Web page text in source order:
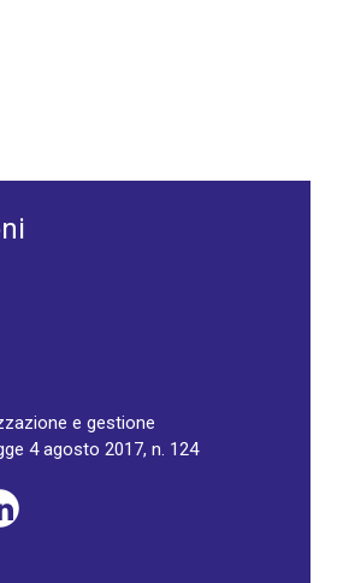
e gestione
4 agosto 2017, n. 124